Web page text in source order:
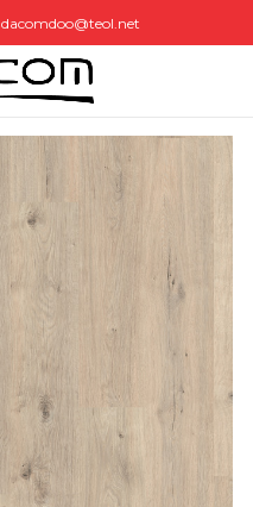
dacomdoo@teol.net